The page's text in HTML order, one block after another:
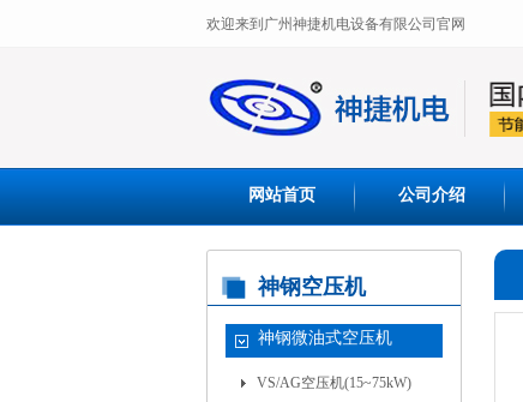
欢迎来到广州神捷机电设备有限公司官网
网站首页 公司介绍
神钢空压机
神钢微油式空压机
VS/AG空压机(15~75kW)